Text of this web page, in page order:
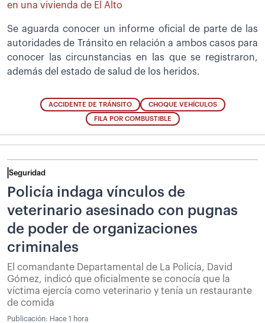
en una vivienda de El Alto
Se aguarda conocer un informe oficial de parte de las
autoridades de Tránsito en relación a ambos casos para
conocer las circunstancias en las que se registraron,
además del estado de salud de los heridos.
ACCIDENTE DE TRÁNSITO CHOQUE VEHÍCULOS
FILA POR COMBUSTIBLE
Seguridad
Policía indaga vínculos de
veterinario asesinado con pugnas
de poder de organizaciones
criminales
El comandante Departamental de La Policía, David
Gómez, indicó que oficialmente se conocía que la
víctima ejercía como veterinario y tenía un restaurante
de comida
Publicación: Hace 1 hora